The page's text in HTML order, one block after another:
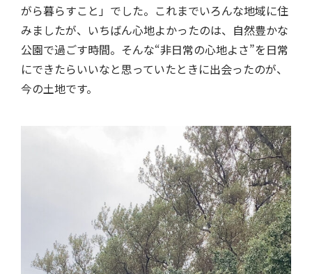
がら暮らすこと」でした。これまでいろんな地域に住
みましたが、いちばん心地よかったのは、自然豊かな
公園で過ごす時間。そんな“非日常の心地よさ”を日常
にできたらいいなと思っていたときに出会ったのが、
今の土地です。